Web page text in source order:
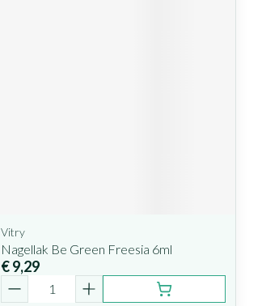
Vitry
Nagellak Be Green Freesia 6ml
€ 9,29